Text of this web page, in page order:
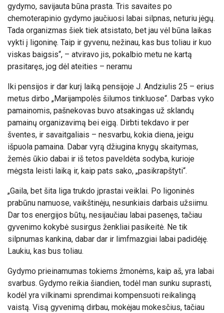
gydymo, savijauta būna prasta. Tris savaites po
chemoterapinio gydymo jaučiuosi labai silpnas, neturiu jėgų.
Tada organizmas šiek tiek atsistato, bet jau vėl būna laikas
vykti į ligoninę. Taip ir gyvenu, nežinau, kas bus toliau ir kuo
viskas baigsis“, – atviravo jis, pokalbio metu ne kartą
prasitaręs, jog dėl ateities – neramu
Iki pensijos ir dar kurį laiką pensijoje J. Andziulis 25 – erius
metus dirbo „Marijampolės šilumos tinkluose“. Darbas vyko
pamainomis, pašnekovas buvo atsakingas už sklandų
pamainų organizavimą bei eigą. Dirbti tekdavo ir per
šventes, ir savaitgaliais – nesvarbu, kokia diena, jeigu
išpuola pamaina. Dabar vyrą džiugina knygų skaitymas,
žemės ūkio dabai ir iš tetos paveldėta sodyba, kurioje
mėgsta leisti laiką ir, kaip pats sako, „pasikrapštyti“.
„Gaila, bet šita liga trukdo įprastai veiklai. Po ligoninės
prabūnu namuose, vaikštinėju, nesunkiais darbais užsiimu.
Dar tos energijos būtų, nesijaučiau labai pasenęs, tačiau
gyvenimo kokybė susirgus ženkliai pasikeitė. Ne tik
silpnumas kankina, dabar dar ir limfmazgiai labai padidėję.
Laukiu, kas bus toliau.
Gydymo prieinamumas tokiems žmonėms, kaip aš, yra labai
svarbus. Gydymo reikia šiandien, todėl man sunku suprasti,
kodėl yra vilkinami sprendimai kompensuoti reikalingą
vaistą. Visą gyvenimą dirbau, mokėjau mokesčius, tačiau